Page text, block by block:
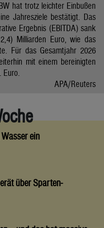
hat trotz leichter Einbußen
Jahresziele bestätigt. Das
Ergebnis (EBITDA) sank
Milliarden Euro, wie das
Für das Gesamtjahr 2026
mit einem bereinigten
Euro.
APA/Reuters
ein
über Sparten-